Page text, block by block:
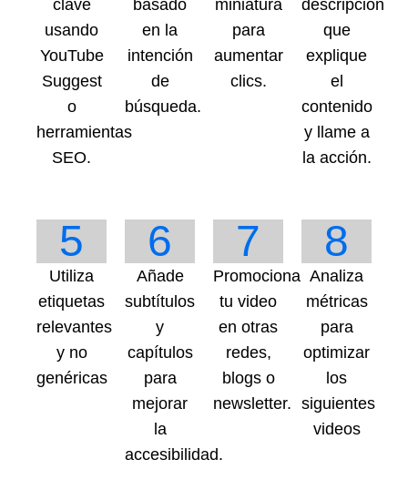
clave
usando
YouTube
Suggest
o
herramientas
SEO.
basado
en la
intención
de
búsqueda.
miniatura
para
aumentar
clics.
descripción
que
explique
el
contenido
y llame a
la acción.
5
Utiliza
etiquetas
relevantes
y no
genéricas
6
Añade
subtítulos
y
capítulos
para
mejorar
la
accesibilidad.
7
Promociona
tu video
en otras
redes,
blogs o
newsletter.
8
Analiza
métricas
para
optimizar
los
siguientes
videos